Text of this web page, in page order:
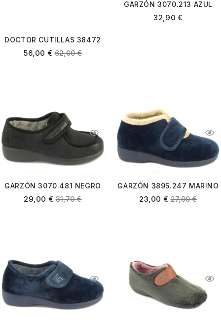
DOCTOR CUTILLAS 38472
PACIFICO
56,00€ 62,00€
GARZÓN 3070.213 AZUL
MARINO
32,90€
GARZÓN 3070.481 NEGRO
29,00€ 31,70€
GARZÓN 3895.247 MARINO
23,00€ 27,90€